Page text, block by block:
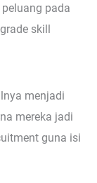
pada
skill
menjadi
mereka jadi
guna isi